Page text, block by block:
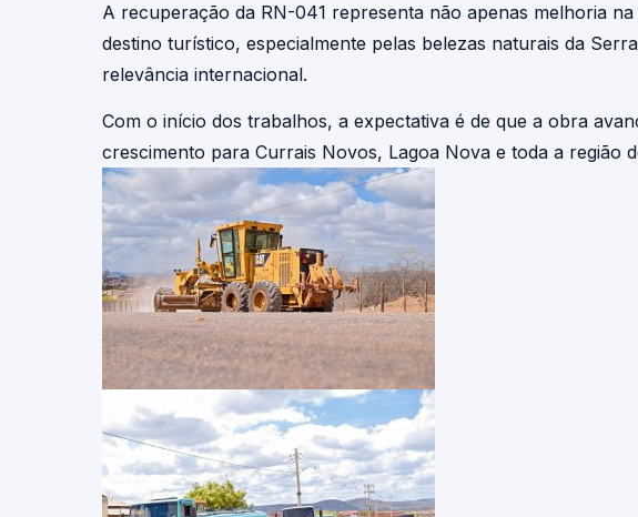
A recuperação da RN-041 representa não apenas melhoria
destino turístico, especialmente pelas belezas naturais da
relevância internacional.
Com o início dos trabalhos, a expectativa é de que a obra
crescimento para Currais Novos, Lagoa Nova e toda a região